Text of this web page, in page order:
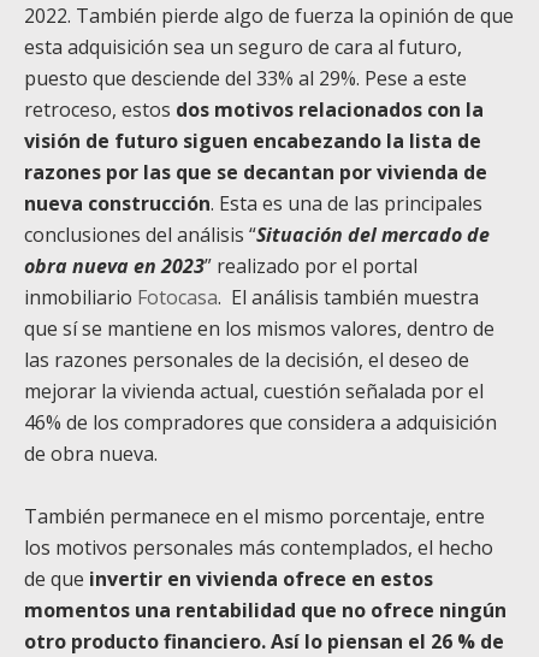
2022. También pierde algo de fuerza la opinión de que
esta adquisición sea un seguro de cara al futuro,
puesto que desciende del 33% al 29%. Pese a este
retroceso, estos dos motivos relacionados con la
visión de futuro siguen encabezando la lista de
razones por las que se decantan por vivienda de
nueva construcción. Esta es una de las principales
conclusiones del análisis “Situación del mercado de
obra nueva en 2023” realizado por el portal
inmobiliario Fotocasa. El análisis también muestra
que sí se mantiene en los mismos valores, dentro de
las razones personales de la decisión, el deseo de
mejorar la vivienda actual, cuestión señalada por el
46% de los compradores que considera a adquisición
de obra nueva.
También permanece en el mismo porcentaje, entre
los motivos personales más contemplados, el hecho
de que invertir en vivienda ofrece en estos
momentos una rentabilidad que no ofrece ningún
otro producto financiero. Así lo piensan el 26 % de